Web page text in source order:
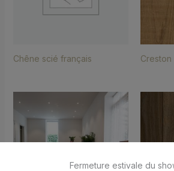
Chêne scié français Creston
Fermeture estivale du